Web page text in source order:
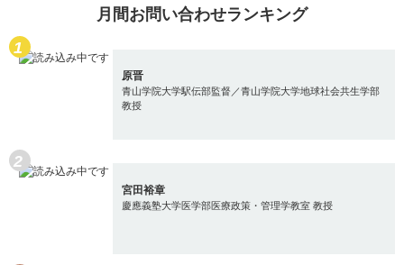
月間お問い合わせランキング
原晋
青山学院大学駅伝部監督／青山学院大学地球社会共生学部
教授
宮田裕章
慶應義塾大学医学部医療政策・管理学教室 教授